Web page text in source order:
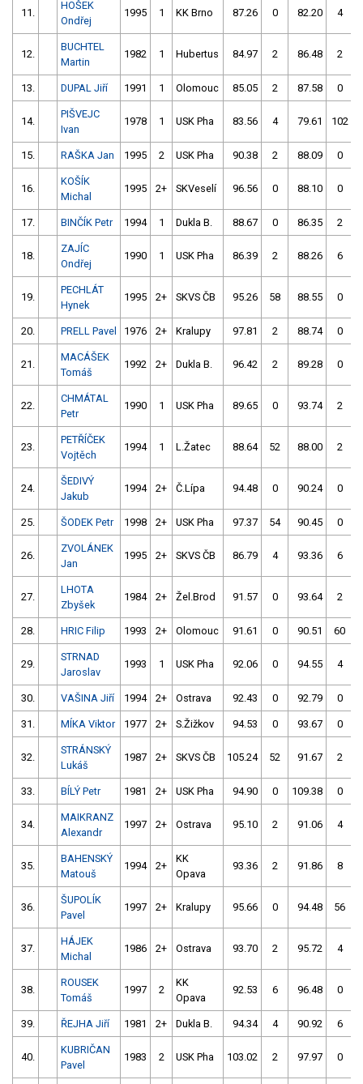
11.
HOŠEK
Ondřej
1995 1 KK Brno 87.26 0 82.20 4
12.
BUCHTEL
Martin
1982 1 Hubertus 84.97 2 86.48 2
13. DUPAL Jiří 1991 1 Olomouc 85.05 2 87.58 0
14.
PIŠVEJC
Ivan
1978 1 USK Pha 83.56 4 79.61 102
15. RAŠKA Jan 1995 2 USK Pha 90.38 2 88.09 0
16.
KOŠÍK
Michal
1995 2+ SKVeselí 96.56 0 88.10 0
17. BINČÍK Petr 1994 1 Dukla B. 88.67 0 86.35 2
18.
ZAJÍC
Ondřej
1990 1 USK Pha 86.39 2 88.26 6
19.
PECHLÁT
Hynek
1995 2+ SKVS ČB 95.26 58 88.55 0
20. PRELL Pavel 1976 2+ Kralupy 97.81 2 88.74 0
21.
MACÁŠEK
Tomáš
1992 2+ Dukla B. 96.42 2 89.28 0
22.
CHMÁTAL
Petr
1990 1 USK Pha 89.65 0 93.74 2
23.
PETŘÍČEK
Vojtěch
1994 1 L.Žatec 88.64 52 88.00 2
24.
ŠEDIVÝ
Jakub
1994 2+ Č.Lípa 94.48 0 90.24 0
25. ŠODEK Petr 1998 2+ USK Pha 97.37 54 90.45 0
26.
ZVOLÁNEK
Jan
1995 2+ SKVS ČB 86.79 4 93.36 6
27.
LHOTA
Zbyšek
1984 2+ Žel.Brod 91.57 0 93.64 2
28. HRIC Filip 1993 2+ Olomouc 91.61 0 90.51 60
29.
STRNAD
Jaroslav
1993 1 USK Pha 92.06 0 94.55 4
30. VAŠINA Jiří 1994 2+ Ostrava 92.43 0 92.79 0
31. MÍKA Viktor 1977 2+ S.Žižkov 94.53 0 93.67 0
32.
STRÁNSKÝ
Lukáš
1987 2+ SKVS ČB 105.24 52 91.67 2
33. BÍLÝ Petr 1981 2+ USK Pha 94.90 0 109.38 0
34.
MAIKRANZ
Alexandr
1997 2+ Ostrava 95.10 2 91.06 4
35.
BAHENSKÝ
Matouš
1994 2+
KK
Opava
93.36 2 91.86 8
36.
ŠUPOLÍK
Pavel
1997 2+ Kralupy 95.66 0 94.48 56
37.
HÁJEK
Michal
1986 2+ Ostrava 93.70 2 95.72 4
38.
ROUSEK
Tomáš
1997 2
KK
Opava
92.53 6 96.48 0
39. ŘEJHA Jiří 1981 2+ Dukla B. 94.34 4 90.92 6
40.
KUBRIČAN
Pavel
1983 2 USK Pha 103.02 2 97.97 0